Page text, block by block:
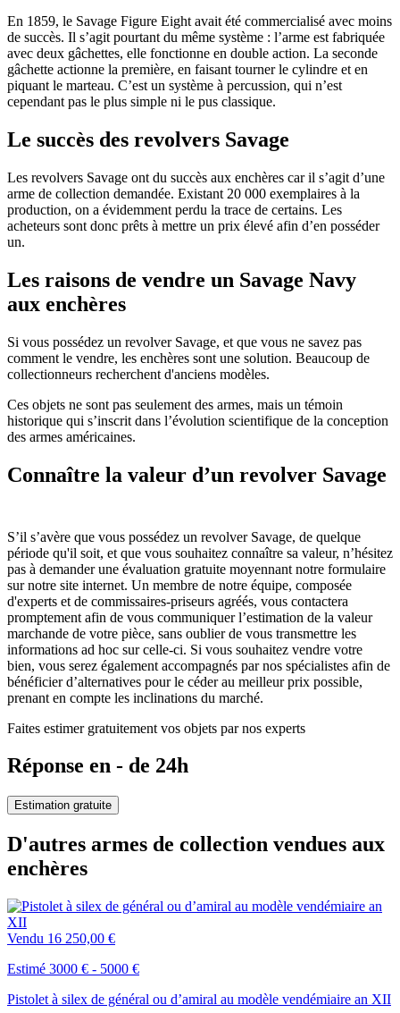
En 1859, le Savage Figure Eight avait été commercialisé avec moins
de succès. Il s’agit pourtant du même système : l’arme est fabriquée
avec deux gâchettes, elle fonctionne en double action. La seconde
gâchette actionne la première, en faisant tourner le cylindre et en
piquant le marteau. C’est un système à percussion, qui n’est
cependant pas le plus simple ni le pus classique.
Le succès des revolvers Savage
Les revolvers Savage ont du succès aux enchères car il s’agit d’une
arme de collection demandée. Existant 20 000 exemplaires à la
production, on a évidemment perdu la trace de certains. Les
acheteurs sont donc prêts à mettre un prix élevé afin d’en posséder
un.
Les raisons de vendre un Savage Navy
aux enchères
Si vous possédez un revolver Savage, et que vous ne savez pas
comment le vendre, les enchères sont une solution. Beaucoup de
collectionneurs recherchent d'anciens modèles.
Ces objets ne sont pas seulement des armes, mais un témoin
historique qui s’inscrit dans l’évolution scientifique de la conception
des armes américaines.
Connaître la valeur d’un revolver Savage
S’il s’avère que vous possédez un revolver Savage, de quelque
période qu'il soit, et que vous souhaitez connaître sa valeur, n’hésitez
pas à demander une évaluation gratuite moyennant notre formulaire
sur notre site internet. Un membre de notre équipe, composée
d'experts et de commissaires-priseurs agréés, vous contactera
promptement afin de vous communiquer l’estimation de la valeur
marchande de votre pièce, sans oublier de vous transmettre les
informations ad hoc sur celle-ci. Si vous souhaitez vendre votre
bien, vous serez également accompagnés par nos spécialistes afin de
bénéficier d’alternatives pour le céder au meilleur prix possible,
prenant en compte les inclinations du marché.
Faites estimer gratuitement vos objets par nos experts
Réponse en - de 24h
Estimation gratuite
D'autres armes de collection vendues aux
enchères
Vendu 16 250,00 €
Estimé 3000 € - 5000 €
Pistolet à silex de général ou d’amiral au modèle vendémiaire an XII